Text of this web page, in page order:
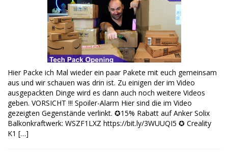
Hier Packe ich Mal wieder ein paar Pakete mit euch gemeinsam
aus und wir schauen was drin ist. Zu einigen der im Video
ausgepackten Dinge wird es dann auch noch weitere Videos
geben. VORSICHT !!! Spoiler-Alarm Hier sind die im Video
gezeigten Gegenstände verlinkt. ✪15% Rabatt auf Anker Solix
Balkonkraftwerk: WSZF1LXZ https://bit.ly/3WUUQI5 ✪ Creality
K1 […]